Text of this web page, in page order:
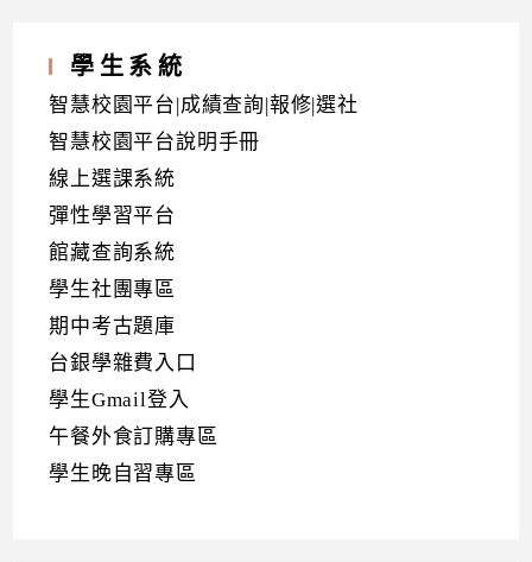
學生系統
智慧校園平台|成績查詢|報修|選社
智慧校園平台說明手冊
線上選課系統
彈性學習平台
館藏查詢系統
學生社團專區
期中考古題庫
台銀學雜費入口
學生Gmail登入
午餐外食訂購專區
學生晚自習專區